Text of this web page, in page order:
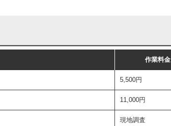
作業料金
5,500円
11,000円
現地調査